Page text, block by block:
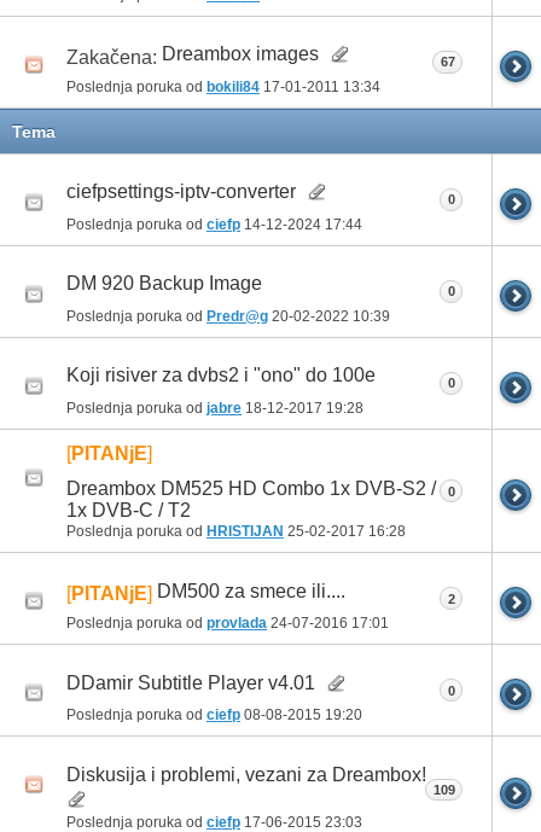
Zakačena: Dreambox images
Poslednja poruka od bokili84 17-01-2011 13:34
67
Tema
ciefpsettings-iptv-converter
Poslednja poruka od ciefp 14-12-2024 17:44
0
DM 920 Backup Image
Poslednja poruka od Predr@g 20-02-2022 10:39
0
Koji risiver za dvbs2 i "ono" do 100e
Poslednja poruka od jabre 18-12-2017 19:28
0
[PITANjE]
Dreambox DM525 HD Combo 1x DVB-S2 /
1x DVB-C / T2
Poslednja poruka od HRISTIJAN 25-02-2017 16:28
0
PITANjE DM500 za smece ili....
Poslednja poruka od provlada 24-07-2016 17:01
2
DDamir Subtitle Player v4.01
Poslednja poruka od ciefp 08-08-2015 19:20
0
Diskusija i problemi, vezani za Dreambox!
Poslednja poruka od ciefp 17-06-2015 23:03
109